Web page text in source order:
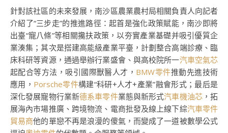
針對該社區的未來發展，南沙區農業農村局相關負責人向記者
介紹了“三步走”的推進路徑：起首是強化政策賦能，南沙即將
出臺“寵八條”等相關攙扶政策，以夯實產業基礎并吸引優質企
業湊集；其次是搭建高能級產業平臺，計劃整合高端診療、臨
床科研等資源，通過舉辦行業盛會、與高校院所一汽車空氣芯
起配合等方法，吸引國際獸醫人才， BMW零件推動先進技術
應用， Porsche零件構建“科研+人才+產業”融會形式；最后是
深化發展寵物行業新德系車零件業態與新形式汽車機油芯，拓
展海內市場推廣、跨境物流、電商批發及線上線下綜汽車零件
貿易商他的單戀不再是浪漫的傻氣，而變成了一道被數學公式